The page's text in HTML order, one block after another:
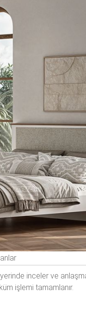
inceler ve
işlemi tamamlanır.